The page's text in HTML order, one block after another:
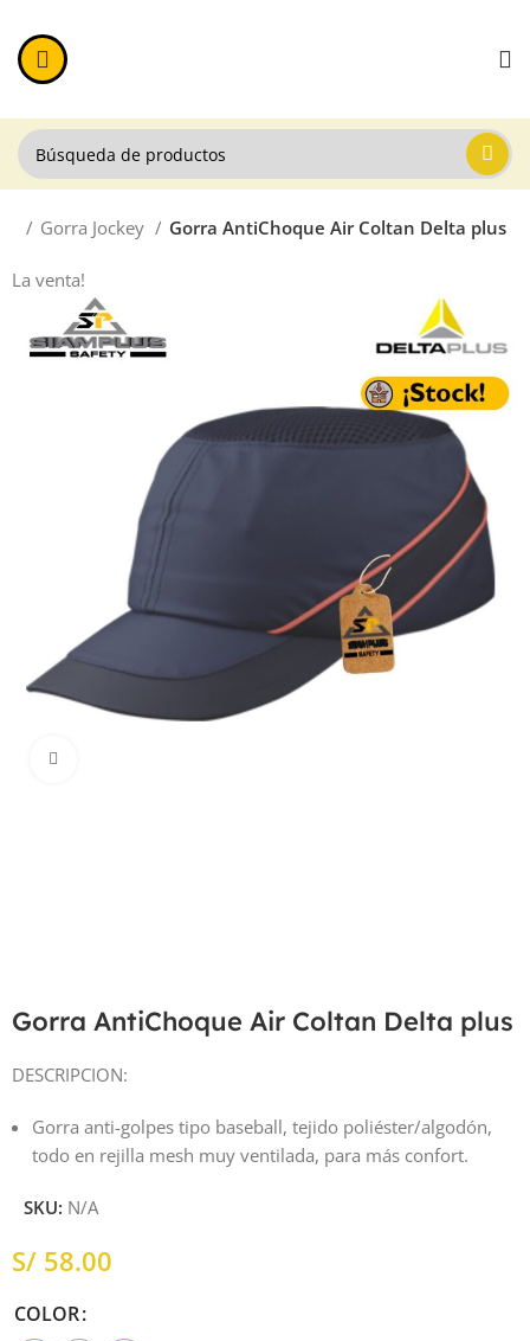
Gorra Jockey Gorra AntiChoque Air Coltan Delta plus
La venta!
Gorra AntiChoque Air Coltan Delta plus
DESCRIPCION:
Gorra anti-golpes tipo baseball, tejido poliéster/algodón,
todo en rejilla mesh muy ventilada, para más confort.
SKU: N/A
S/
COLOR